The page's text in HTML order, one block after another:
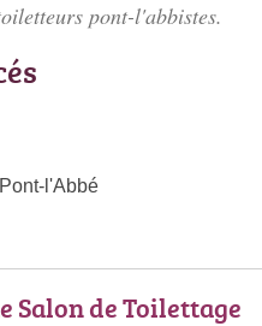
pont-l'abbistes.
l'Abbé
Salon de Toilettage